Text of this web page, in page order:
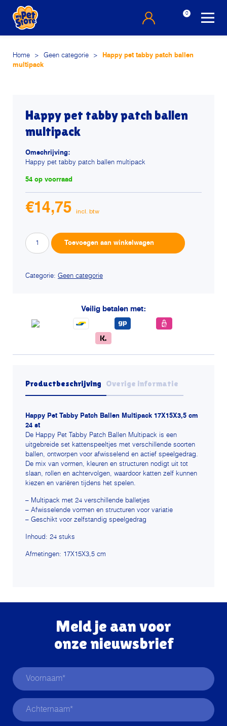
0
Home > Geen categorie >
Happy pet tabby patch ballen
multipack
Happy pet tabby patch ballen
multipack
Omschrijving:
Happy pet tabby patch ballen multipack
54 op voorraad
€14,75
Happy
pet
patch
Toevoegen aan winkelwagen
Categorie: Geen categorie
Veilig betalen met:
Productbeschrijving Overige informatie
Happy Pet Tabby Patch Ballen Multipack 17X15X3,5 cm
24 st
De Happy Pet Tabby Patch Ballen Multipack is een
uitgebreide set kattenspeeltjes met verschillende soorten
ballen, ontworpen voor afwisselend en actief speelgedrag.
De mix van vormen, kleuren en structuren nodigt uit tot
slaan, rollen en achtervolgen, waardoor katten zelf kunnen
kiezen en variëren tijdens het spelen.
– Multipack met 24 verschillende balletjes
– Afwisselende vormen en structuren voor variatie
– Geschikt voor zelfstandig speelgedrag
Inhoud: 24 stuks
Afmetingen: 17X15X3,5 cm
Meld je aan voor
onze nieuwsbrief